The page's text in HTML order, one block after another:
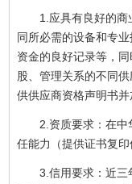
1.应具有良好的商
同所必需的设备和专
资金的良好记录等，
股、管理关系的不同
供供应商资格声明书并
2.资质要求：在中
任能力（提供证书复印
3.信用要求：近三